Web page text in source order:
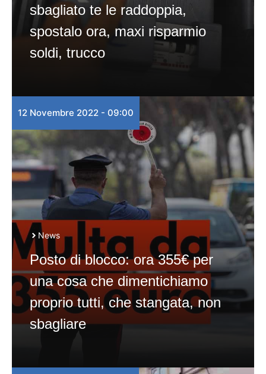
sbagliato te le raddoppia,
spostalo ora, maxi risparmio
soldi, trucco
12 Novembre 2022 - 09:00
News
Posto di blocco: ora 355€ per
una cosa che dimentichiamo
proprio tutti, che stangata, non
sbagliare